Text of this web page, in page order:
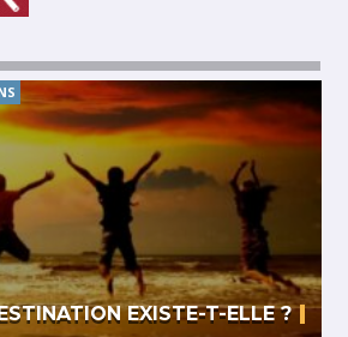
EXISTE-T-ELLE ?